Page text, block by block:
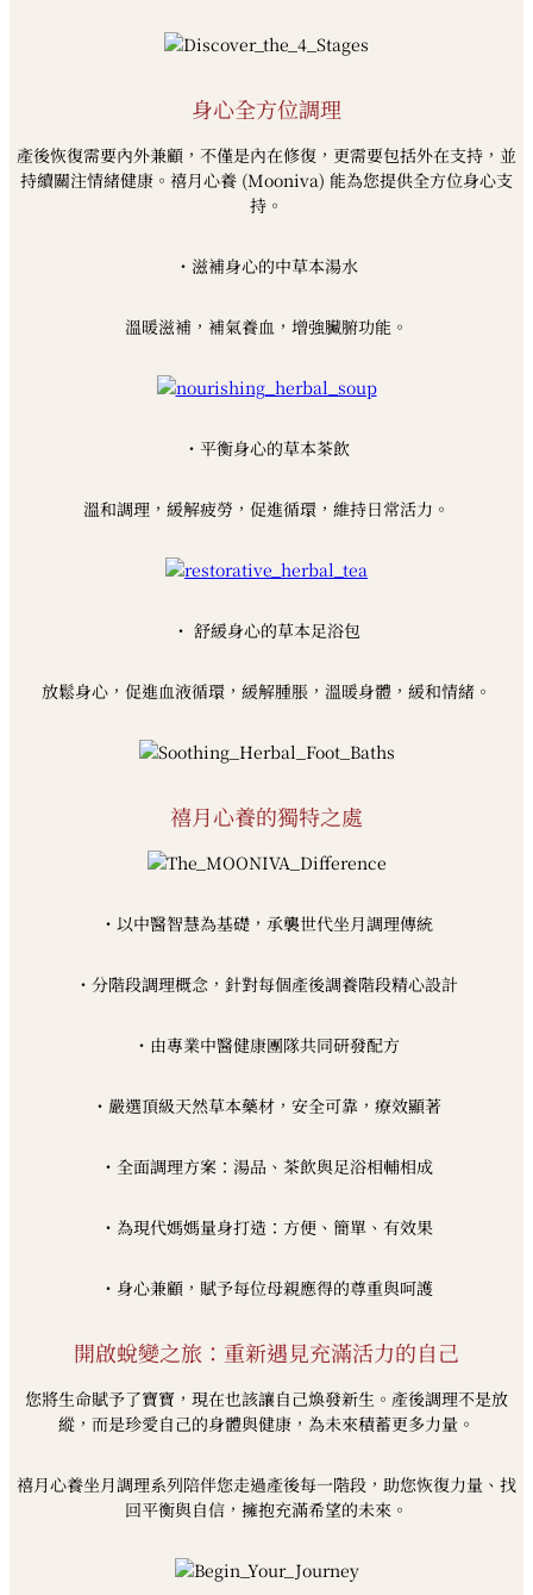
身心全方位調理
產後恢復需要內外兼顧，不僅是內在修復，更需要包括外在支持，並
持續關注情緒健康。禧月心養 (Mooniva) 能為您提供全方位身心支
持。
・滋補身心的中草本湯水
溫暖滋補，補氣養血，增強臟腑功能。
・平衡身心的草本茶飲
溫和調理，緩解疲勞，促進循環，維持日常活力。
・ 舒緩身心的草本足浴包
放鬆身心，促進血液循環，緩解腫脹，溫暖身體，緩和情緒。
禧月心養的獨特之處
・以中醫智慧為基礎，承襲世代坐月調理傳統
・分階段調理概念，針對每個產後調養階段精心設計
・由專業中醫健康團隊共同研發配方
・嚴選頂級天然草本藥材，安全可靠，療效顯著
・全面調理方案：湯品、茶飲與足浴相輔相成
・為現代媽媽量身打造：方便、簡單、有效果
・身心兼顧，賦予每位母親應得的尊重與呵護
開啟蛻變之旅：重新遇見充滿活力的自己
您將生命賦予了寶寶，現在也該讓自己煥發新生。產後調理不是放
縱，而是珍愛自己的身體與健康，為未來積蓄更多力量。
禧月心養坐月調理系列陪伴您走過產後每一階段，助您恢復力量、找
回平衡與自信，擁抱充滿希望的未來。